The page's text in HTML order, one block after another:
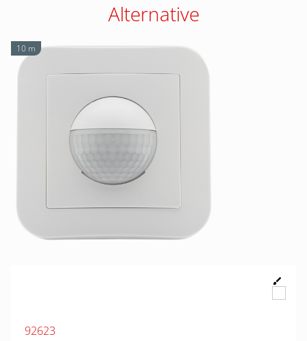
Alternative
10 m
92623